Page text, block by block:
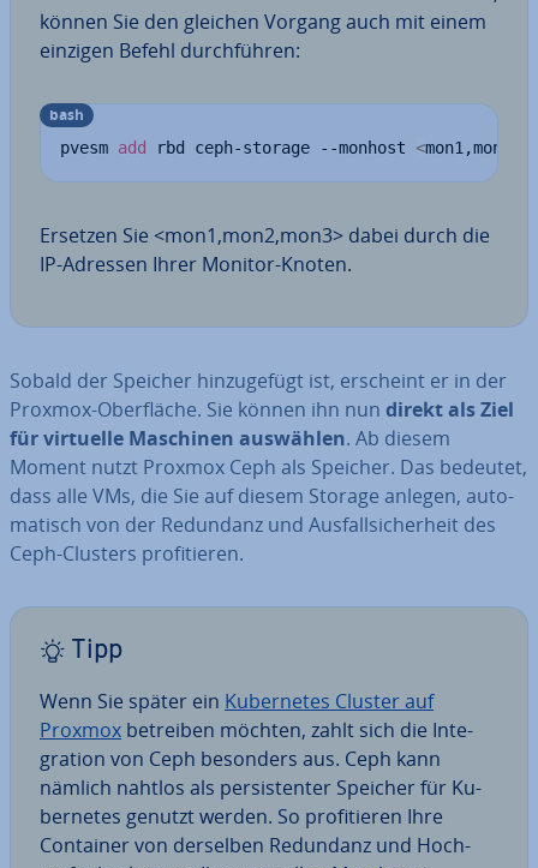
können Sie den gleichen Vorgang auch mit einem
einzigen Befehl durch­füh­ren:
pvesm add rbd ceph-storage --monhost <
bash
Ersetzen Sie <mon1,mon2,mon3> dabei durch die
IP-Adressen Ihrer Monitor-Knoten.
Sobald der Speicher hin­zu­ge­fügt ist, erscheint er in der
Proxmox-Ober­flä­che. Sie können ihn nun direkt als Ziel
für virtuelle Maschinen auswählen. Ab diesem
Moment nutzt Proxmox Ceph als Speicher. Das bedeutet,
dass alle VMs, die Sie auf diesem Storage anlegen, au­to­
ma­tisch von der Redundanz und Aus­fall­si­cher­heit des
Ceph-Clusters pro­fi­tie­ren.
Tipp
Wenn Sie später ein Ku­ber­netes Cluster auf
Proxmox betreiben möchten, zahlt sich die In­te­
gra­ti­on von Ceph besonders aus. Ceph kann
nämlich nahtlos als per­sis­ten­ter Speicher für Ku­
ber­netes genutzt werden. So pro­fi­tie­ren Ihre
Container von derselben Redundanz und Hoch­